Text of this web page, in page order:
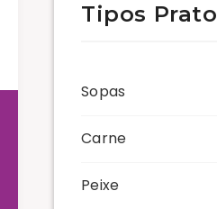
Tipos Prato
Sopas
Carne
Peixe